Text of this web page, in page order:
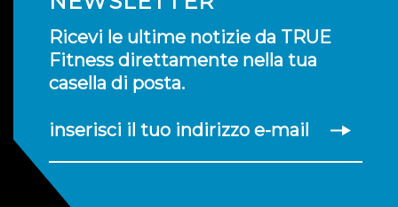
Ricevi le ultime notizie da TRUE
Fitness direttamente nella tua
casella di posta.
inserisci il tuo indirizzo e-mail